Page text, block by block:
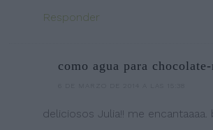
Responder
como agua para
deliciosos Julia!! me